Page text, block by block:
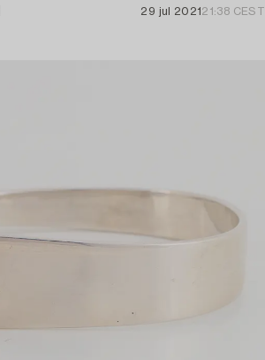
29 jul 2021 21:38 CEST